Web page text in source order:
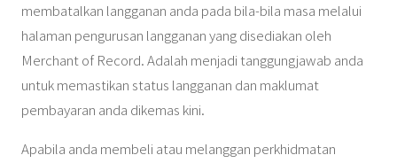
membatalkan langganan anda pada bila-bila masa melalui
halaman pengurusan langganan yang disediakan oleh
Merchant of Record. Adalah menjadi tanggungjawab anda
untuk memastikan status langganan dan maklumat
pembayaran anda dikemas kini.
Apabila anda membeli atau melanggan perkhidmatan